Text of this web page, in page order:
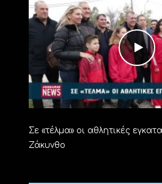
Σε «τέλμα» οι αθλητικές
Ζάκυνθο